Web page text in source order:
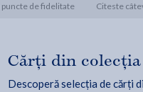
de fidelitate Citeste
Cărți din
Descoperă selecția de cărți